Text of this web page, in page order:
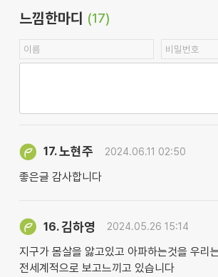
느낌한마디 (17)
17.노현주 2024.06.11 02:50
좋은글 감사합니다
16.김하영 2024.05.26 15:14
지구가 몸살을 앓고있고 아파하는것을 우리
전세계적으로 보고느끼고 있습니다